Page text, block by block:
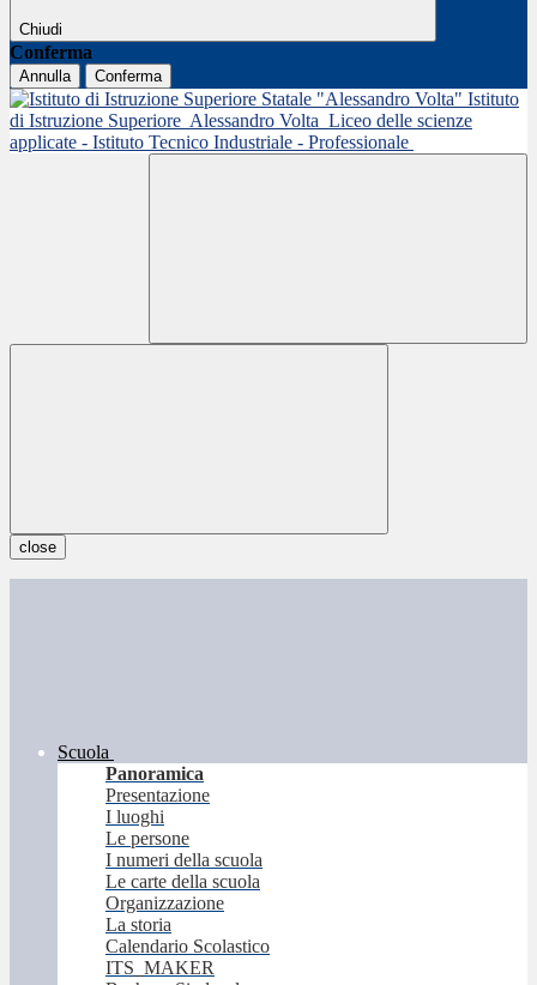
Chiudi
Conferma
Annulla Conferma
Istituto
di Istruzione Superiore Alessandro Volta Liceo delle scienze
applicate - Istituto Tecnico Industriale - Professionale
close
Scuola
Panoramica
Presentazione
I luoghi
Le persone
I numeri della scuola
Le carte della scuola
Organizzazione
La storia
Calendario Scolastico
ITS_MAKER